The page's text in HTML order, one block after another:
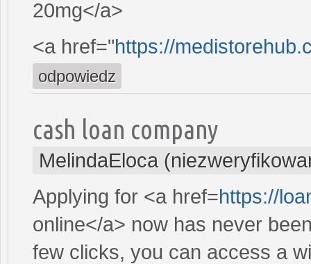
20mg</a>
<a href="https://
odpowiedz
cash loan company
MelindaEloca
Applying for <a href=https://
online</a> now has never
few clicks, you can access a